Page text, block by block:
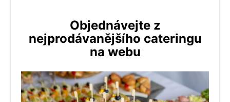
Objednávejte z
nejprodávanějšího cateringu
na webu